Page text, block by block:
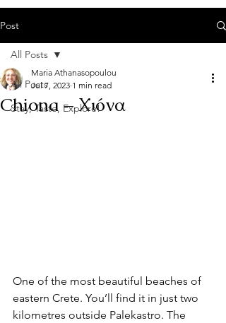
Post
All Posts
Stay, Taste, Explore!
All Posts
Chiona – Χιόνα
Maria Athanasopoulou
Jul 7, 2023 1 min read
One of the most beautiful beaches of
eastern Crete. You’ll find it in just two
kilometres outside Palekastro. The